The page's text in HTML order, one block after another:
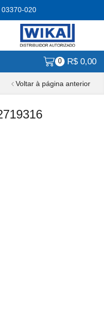
03370-020
0 R$0,00
Voltar à página anterior